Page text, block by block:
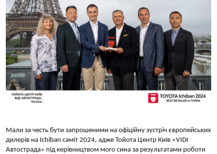
Мали за честь бути запрошеними на офіційну зустріч європейських
дилерів на Ichiban саміт 2024, адже Тойота Центр Київ «VIDI
Автострада» під керівництвом мого сина за результатами роботи